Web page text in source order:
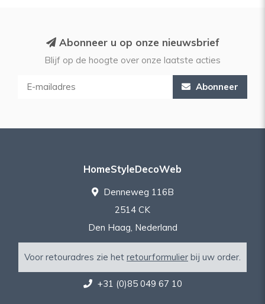
Abonneer u op onze nieuwsbrief
Blijf op de hoogte over onze laatste acties
Abonneer
HomeStyleDecoWeb
Denneweg 116B
2514 CK
Den Haag, Nederland
Voor retouradres zie het retourformulier bij uw order.
+31 (0)85 049 67 10